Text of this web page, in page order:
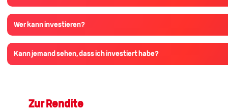
Wer kann investieren?
Kann jemand sehen, dass ich investiert habe?
Zur Rendite